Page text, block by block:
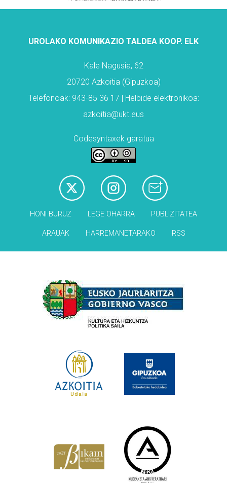
UROLAKO KOMUNIKAZIO TALDEA KOOP. ELK
Kale Nagusia, 62
20720 Azkoitia (Gipuzkoa)
Telefonoak: 943-85 36 17 | Helbide elektronikoa:
azkoitia@ukt.eus
Codesyntaxek garatua
HONI BURUZ LEGE OHARRA PUBLIZITATEA
ARAUAK HARREMANETARAKO RSS